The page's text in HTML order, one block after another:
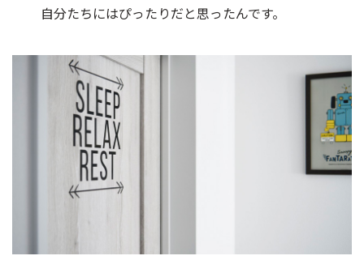
自分たちにはぴったりだと思ったんです。